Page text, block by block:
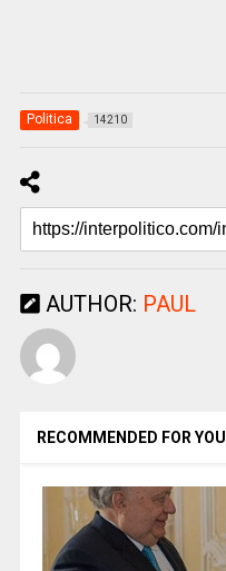
Politica 14210
AUTHOR: PAUL
RECOMMENDED FOR YOU